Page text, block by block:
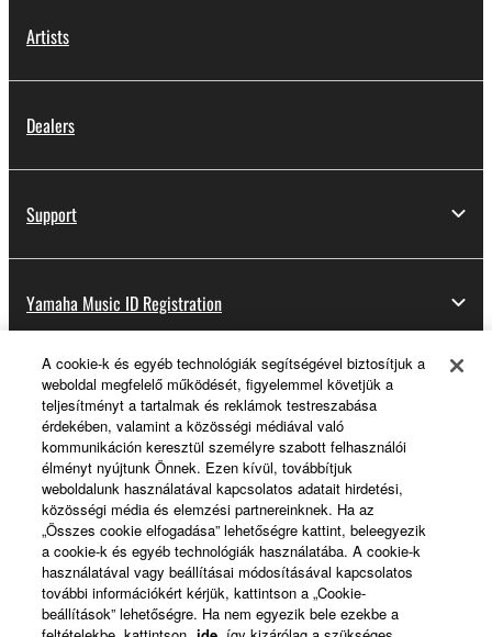
Artists
Dealers
Support
Yamaha Music ID Registration
About Yamaha
Magyarország - English
Business
A cookie-k és egyéb technológiák segítségével biztosítjuk a
weboldal megfelelő működését, figyelemmel követjük a
teljesítményt a tartalmak és reklámok testreszabása
érdekében, valamint a közösségi médiával való
kommunikáción keresztül személyre szabott felhasználói
élményt nyújtunk Önnek. Ezen kívül, továbbítjuk
weboldalunk használatával kapcsolatos adatait hirdetési,
közösségi média és elemzési partnereinknek. Ha az
„Összes cookie elfogadása” lehetőségre kattint, beleegyezik
a cookie-k és egyéb technológiák használatába. A cookie-k
használatával vagy beállításai módosításával kapcsolatos
további információkért kérjük, kattintson a „Cookie-
beállítások” lehetőségre. Ha nem egyezik bele ezekbe a